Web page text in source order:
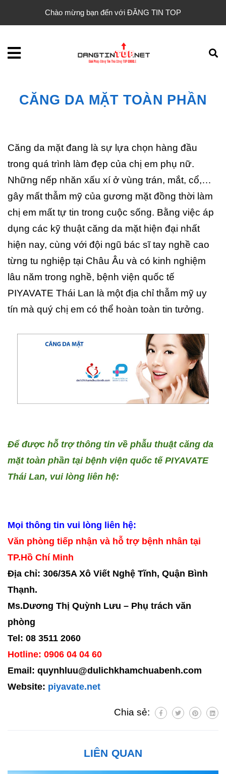
Chào mừng bạn đến với ĐĂNG TIN TOP
CĂNG DA MẶT TOÀN PHẦN
Căng da mặt đang là sự lựa chọn hàng đầu
trong quá trình làm đẹp của chị em phụ nữ.
Những nếp nhăn xấu xí ở vùng trán, mắt, cổ,…
gây mất thẫm mỹ của gương mặt đồng thời làm
chị em mất tự tin trong cuộc sống. Bằng việc áp
dụng các kỹ thuật căng da mặt hiện đại nhất
hiện nay, cùng với đội ngũ bác sĩ tay nghề cao
từng tu nghiệp tại Châu Âu và có kinh nghiệm
lâu năm trong nghề, bệnh viện quốc tế
PIYAVATE Thái Lan là một địa chỉ thẫm mỹ uy
tín mà quý chị em có thể hoàn toàn tin tưởng.
Để được hỗ trợ thông tin về phẫu thuật căng da
mặt toàn phần tại bệnh viện quốc tế PIYAVATE
Thái Lan, vui lòng liên hệ:
Mọi thông tin vui lòng liên hệ:
Văn phòng tiếp nhận và hỗ trợ bệnh nhân tại
TP.Hồ Chí Minh
Địa chỉ: 306/35A Xô Viết Nghệ Tĩnh, Quận Bình
Thạnh.
Ms.Dương Thị Quỳnh Lưu – Phụ trách văn
phòng
Tel: 08 3511 2060
Hotline: 0906 04 04 60
Email: quynhluu@dulichkhamchuabenh.com
Website: piyavate.net
Chia sẻ:
LIÊN QUAN